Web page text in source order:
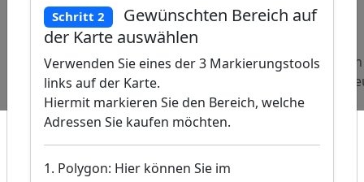
Beliebte
Abfragen:
Adressen
Asia-
Shops
Adressen
Adressen
Schritt 2
Gewünschten Bereich auf
der Karte auswählen
Verwenden Sie eines der 3 Markierungstools
links auf der Karte.
Hiermit markieren Sie den Bereich, welche
Adressen Sie kaufen möchten.
1. Polygon: Hier können Sie im